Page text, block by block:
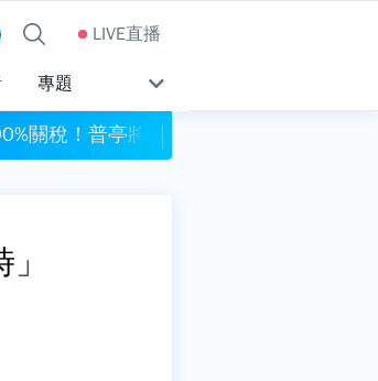
LIVE直播
專題
關稅！普亭將列制裁對象